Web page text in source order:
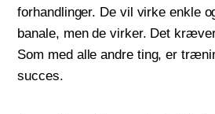
forhandlinger. De vil virke enkle
banale, men de virker. Det
Som med alle andre ting, er
succes.